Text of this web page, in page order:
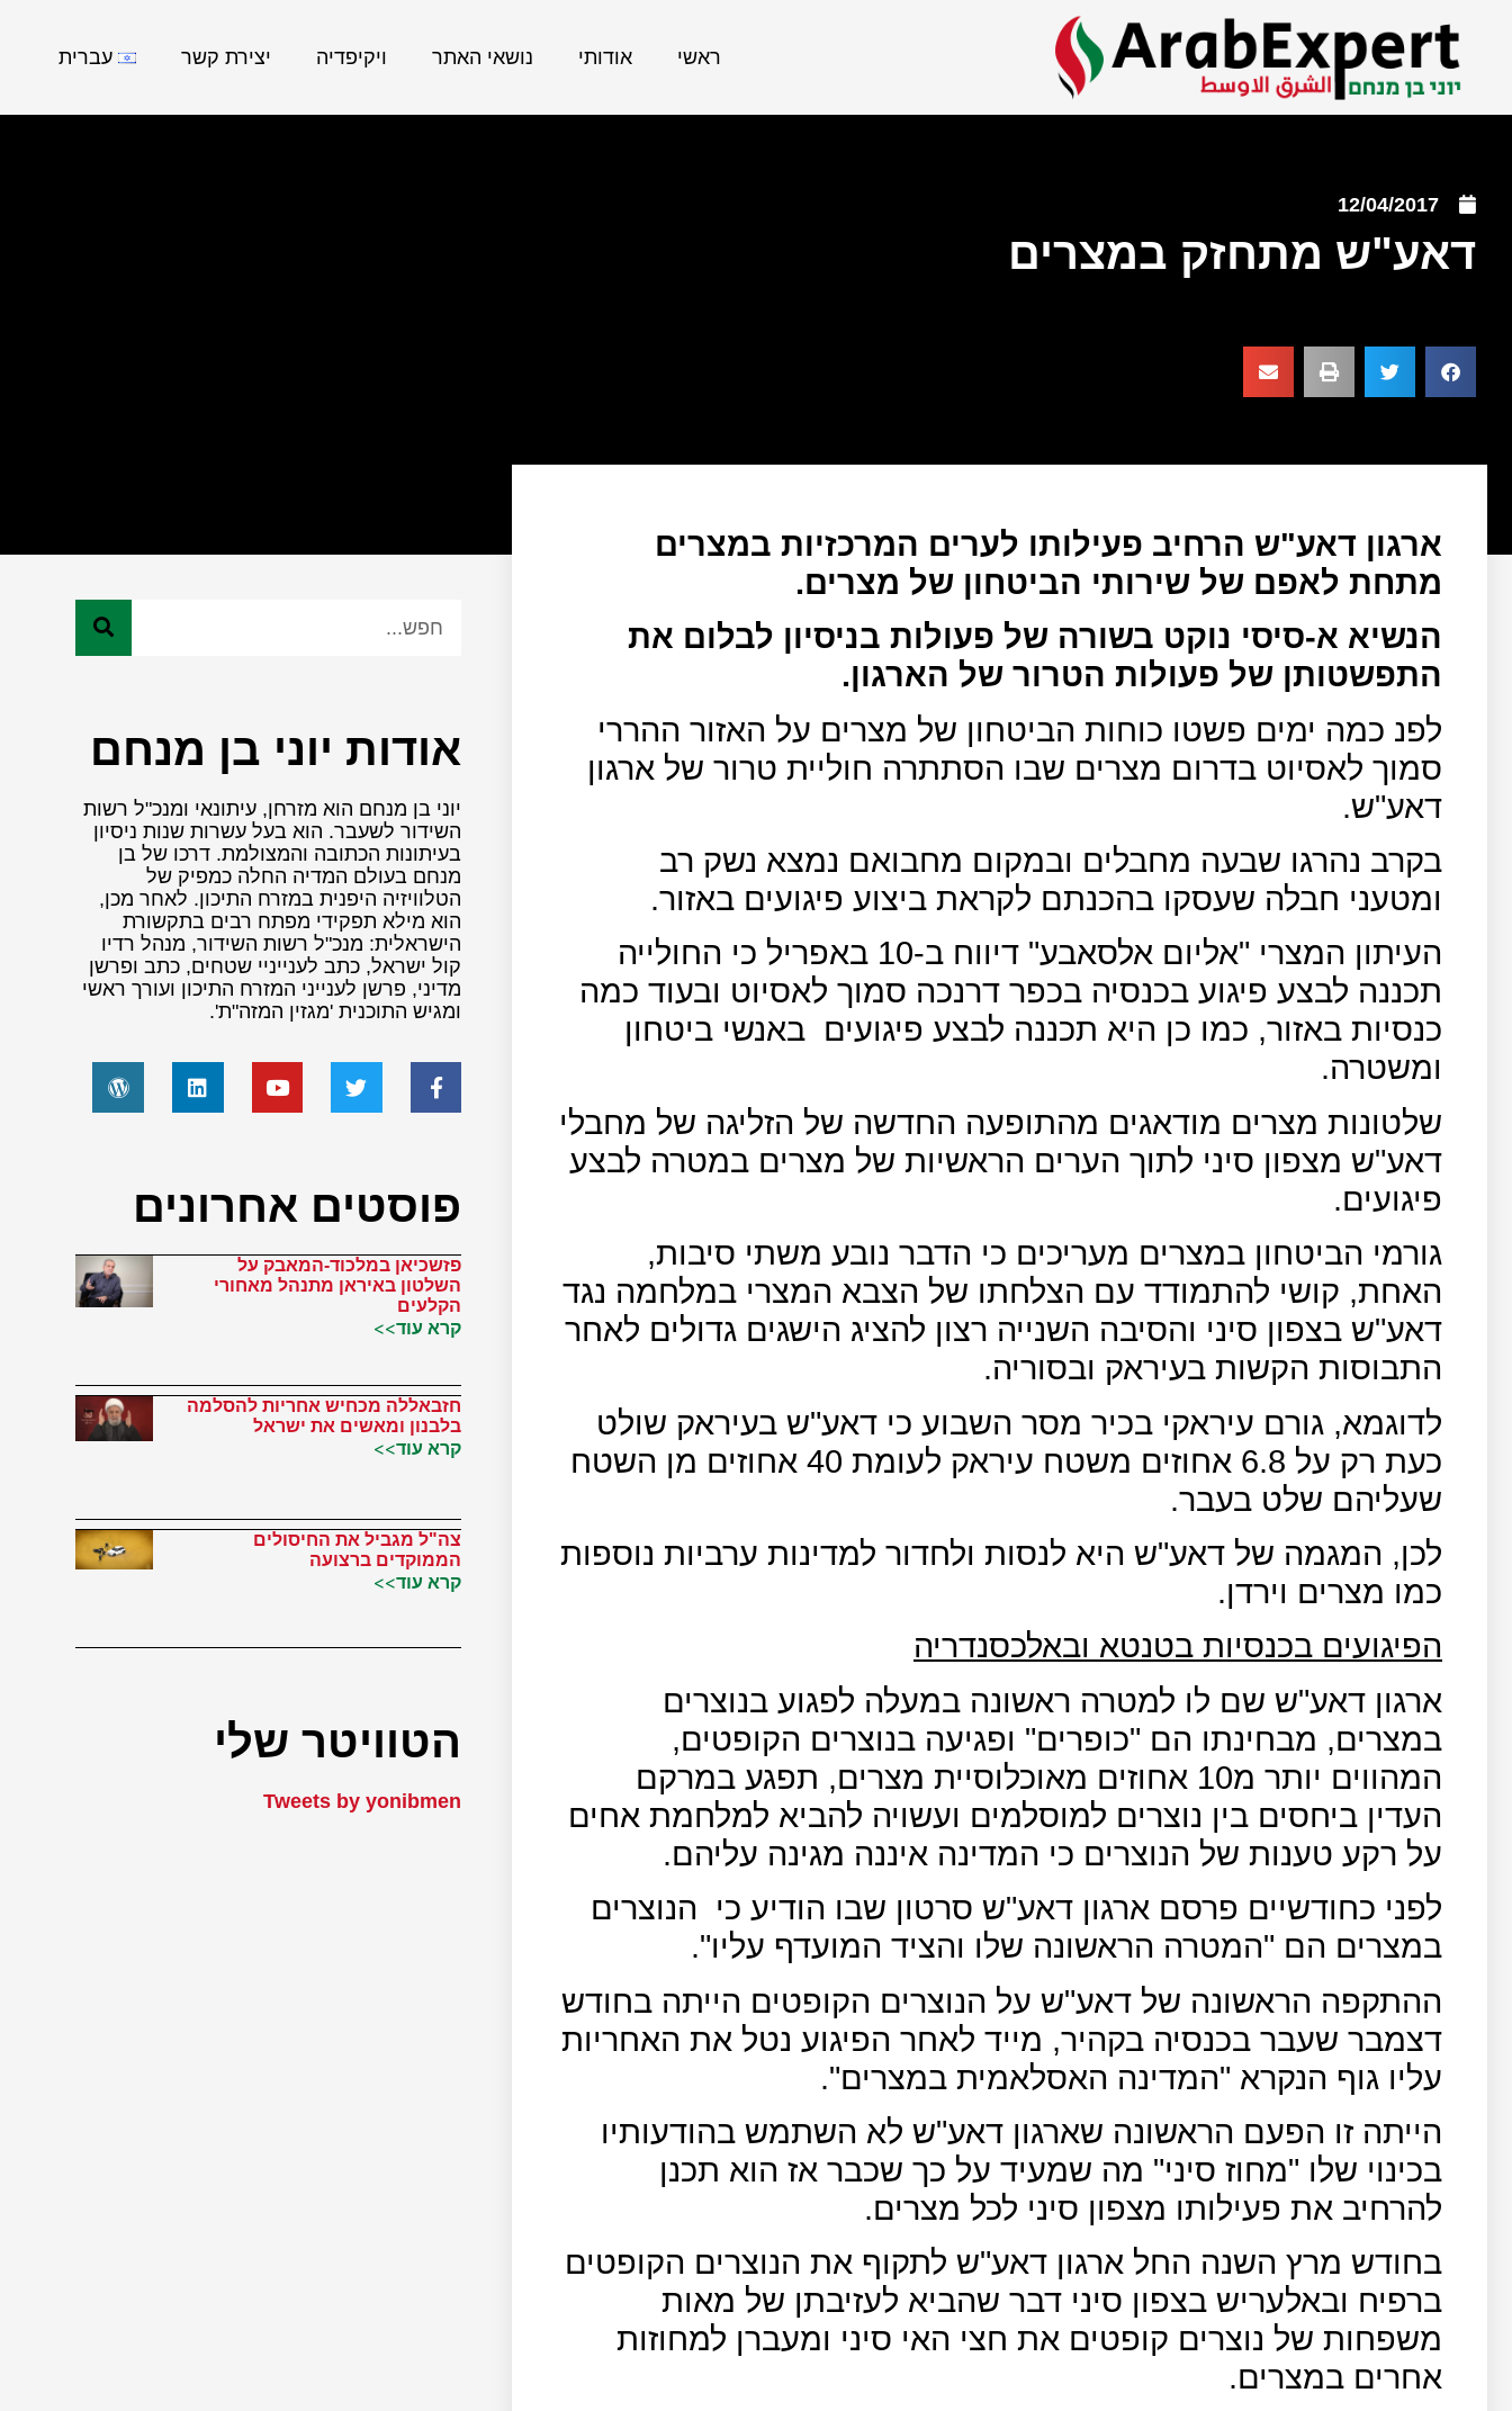
ראשי אודותי נושאי האתר ויקיפדיה יצירת קשר עברית
12/04/2017
דאע"ש מתחזק במצרים
ארגון דאע"ש הרחיב פעילותו לערים המרכזיות במצרים
מתחת לאפם של שירותי הביטחון של מצרים.
הנשיא א-סיסי נוקט בשורה של פעולות בניסיון לבלום את
התפשטותן של פעולות הטרור של הארגון.
לפנ כמה ימים פשטו כוחות הביטחון של מצרים על האזור ההררי
סמוך לאסיוט בדרום מצרים שבו הסתתרה חוליית טרור של ארגון
דאע"ש.
בקרב נהרגו שבעה מחבלים ובמקום מחבואם נמצא נשק רב
ומטעני חבלה שעסקו בהכנתם לקראת ביצוע פיגועים באזור.
העיתון המצרי "אליום אלסאבע" דיווח ב-10 באפריל כי החולייה
תכננה לבצע פיגוע בכנסיה בכפר דרנכה סמוך לאסיוט ובעוד כמה
כנסיות באזור, כמו כן היא תכננה לבצע פיגועים באנשי ביטחון
ומשטרה.
שלטונות מצרים מודאגים מהתופעה החדשה של הזליגה של מחבלי
דאע"ש מצפון סיני לתוך הערים הראשיות של מצרים במטרה לבצע
פיגועים.
גורמי הביטחון במצרים מעריכים כי הדבר נובע משתי סיבות,
האחת, קושי להתמודד עם הצלחתו של הצבא המצרי במלחמה נגד
דאע"ש בצפון סיני והסיבה השנייה רצון להציג הישגים גדולים לאחר
התבוסות הקשות בעיראק ובסוריה.
לדוגמא, גורם עיראקי בכיר מסר השבוע כי דאע"ש בעיראק שולט
כעת רק על 6.8 אחוזים משטח עיראק לעומת 40 אחוזים מן השטח
שעליהם שלט בעבר.
לכן, המגמה של דאע"ש היא לנסות ולחדור למדינות ערביות נוספות
כמו מצרים וירדן.
הפיגועים בכנסיות בטנטא ובאלכסנדריה
ארגון דאע"ש שם לו למטרה ראשונה במעלה לפגוע בנוצרים
במצרים, מבחינתו הם "כופרים" ופגיעה בנוצרים הקופטים,
המהווים יותר מ10 אחוזים מאוכלוסיית מצרים, תפגע במרקם
העדין ביחסים בין נוצרים למוסלמים ועשויה להביא למלחמת אחים
על רקע טענות של הנוצרים כי המדינה איננה מגינה עליהם.
לפני כחודשיים פרסם ארגון דאע"ש סרטון שבו הודיע כי
הנוצרים
במצרים הם "המטרה הראשונה שלו והציד המועדף עליו".
ההתקפה הראשונה של דאע"ש על הנוצרים הקופטים הייתה בחודש
דצמבר שעבר בכנסיה בקהיר, מייד לאחר הפיגוע נטל את האחריות
עליו גוף הנקרא "המדינה האסלאמית במצרים".
הייתה זו הפעם הראשונה שארגון דאע"ש לא השתמש בהודעותיו
בכינוי שלו "מחוז סיני" מה שמעיד על כך שכבר אז הוא תכנן
להרחיב את פעילותו מצפון סיני לכל מצרים.
בחודש מרץ השנה החל ארגון דאע"ש לתקוף את הנוצרים הקופטים
ברפיח ובאלעריש בצפון סיני דבר שהביא לעזיבתן של מאות
משפחות של נוצרים קופטים את חצי האי סיני ומעברן למחוזות
אחרים במצרים.
אודות יוני בן מנחם
יוני בן מנחם הוא מזרחן, עיתונאי ומנכ"ל רשות
השידור לשעבר. הוא בעל עשרות שנות ניסיון
בעיתונות הכתובה והמצולמת. דרכו של בן
מנחם בעולם המדיה החלה כמפיק של
הטלוויזיה היפנית במזרח התיכון. לאחר מכן,
הוא מילא תפקידי מפתח רבים בתקשורת
הישראלית: מנכ"ל רשות השידור, מנהל רדיו
קול ישראל, כתב לענייניי שטחים, כתב ופרשן
מדיני, פרשן לענייני המזרח התיכון ועורך ראשי
ומגיש התוכנית 'מגזין המזה"ת'.
פוסטים אחרונים
פזשכיאן במלכוד-המאבק על
השלטון באיראן מתנהל מאחורי
הקלעים
קרא עוד>>
חזבאללה מכחיש אחריות להסלמה
בלבנון ומאשים את ישראל
קרא עוד>>
צה"ל מגביל את החיסולים
הממוקדים ברצועה
קרא עוד>>
הטוויטר שלי
Tweets by yonibmen